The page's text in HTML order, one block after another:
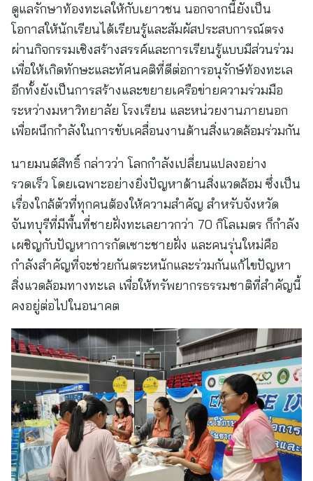
ดูแลรักษาท้องทะเลให้กับเยาวชน นอกจากนี้ยังเป็น
โอกาสให้นักเรียนได้เรียนรู้และสัมผัสประสบการณ์ตรง
ผ่านกิจกรรมเชิงสร้างสรรค์และการเรียนรู้แบบมีส่วนร่วม
เพื่อให้เกิดทักษะและทัศนคติที่ดีต่อการอนุรักษ์ท้องทะเล
อีกทั้งยังเป็นการสร้างและขยายเครือข่ายความร่วมมือ
ระหว่างมหาวิทยาลัย โรงเรียน และหน่วยงานภายนอก
เพื่อผนึกกำลังในการขับเคลื่อนงานด้านสิ่งแวดล้อมร่วมกัน
นายมนต์สิทธิ์ กล่าวว่า โลกกำลังเปลี่ยนแปลงอย่าง
รวดเร็ว โดยเฉพาะอย่างยิ่งปัญหาด้านสิ่งแวดล้อม ซึ่งเป็น
เรื่องใกล้ตัวที่ทุกคนต้องให้ความสำคัญ สำหรับจังหวัด
จันทบุรีที่มีพื้นที่ชายฝั่งทะเลยาวกว่า 70 กิโลเมตร ก็กำลัง
เผชิญกับปัญหาการกัดเซาะชายฝั่ง และคนรุ่นใหม่คือ
กำลังสำคัญที่จะช่วยกันตระหนักและร่วมกันแก้ไขปัญหา
สิ่งแวดล้อมทางทะเล เพื่อให้ทรัพยากรธรรมชาติที่สำคัญนี้
คงอยู่ต่อไปในอนาคต